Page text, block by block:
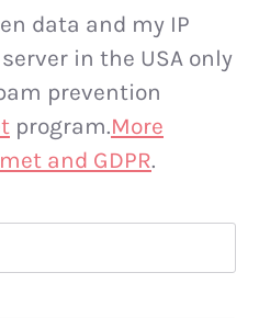
data and my IP
in the USA only
prevention
program.More
and GDPR.